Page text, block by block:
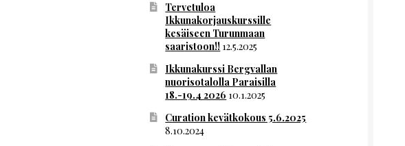
Tervetuloa
Ikkunakorjauskurssille
kesäiseen Turunmaan
saaristoon!! 12.5.2025
Ikkunakurssi Bergvallan
nuorisotalolla Paraisilla
18.-19.4 2026 10.1.2025
Curation kevätkokous 5.6.2025
8.10.2024